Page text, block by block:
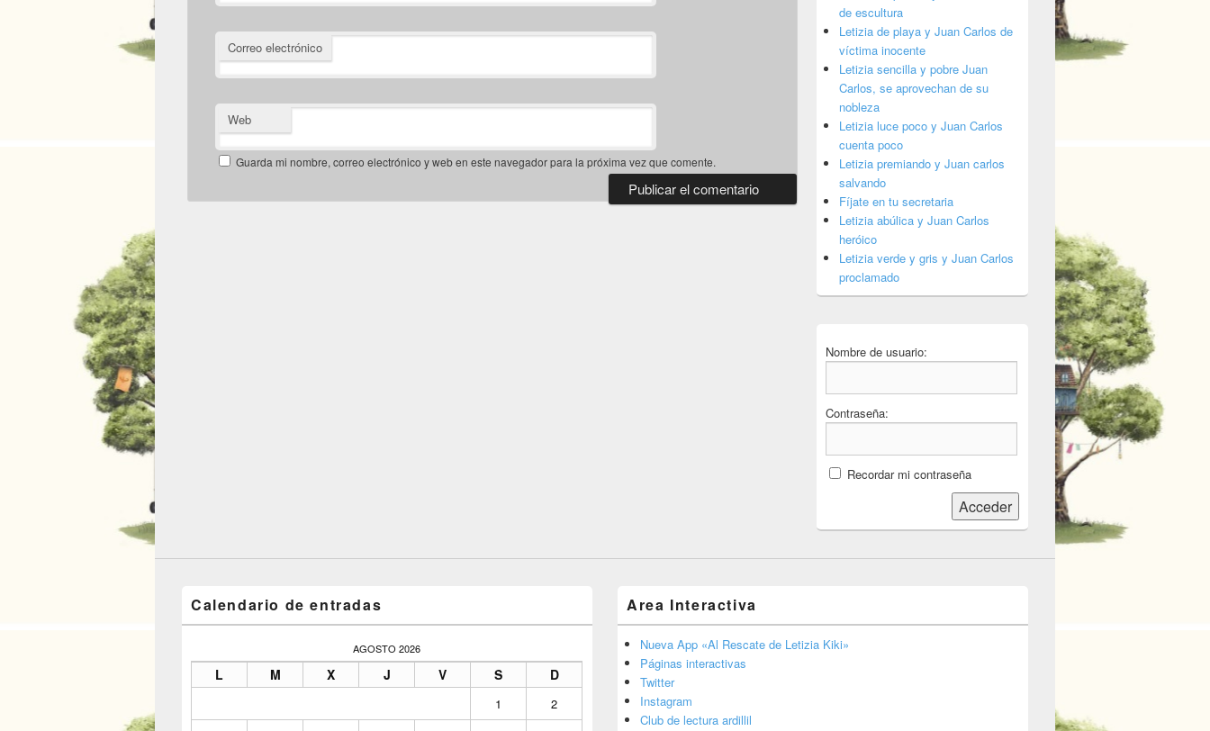
Correo electrónico
Web
Guarda mi nombre, correo electrónico y web en este navegador para la próxima vez que comente.
de escultura
Letizia de playa y Juan Carlos de
víctima inocente
Letizia sencilla y pobre Juan
Carlos, se aprovechan de su
nobleza
Letizia luce poco y Juan Carlos
cuenta poco
Letizia premiando y Juan carlos
salvando
Fíjate en tu secretaria
Letizia abúlica y Juan Carlos
heróico
Letizia verde y gris y Juan Carlos
proclamado
Nombre de usuario:
Contraseña:
Recordar mi contraseña
Acceder
Calendario de entradas
AGOSTO 2026
L M X J V S D
1
2
Area Interactiva
Nueva App «Al Rescate de Letizia Kiki»
Páginas interactivas
Twitter
Instagram
Club de lectura ardillil